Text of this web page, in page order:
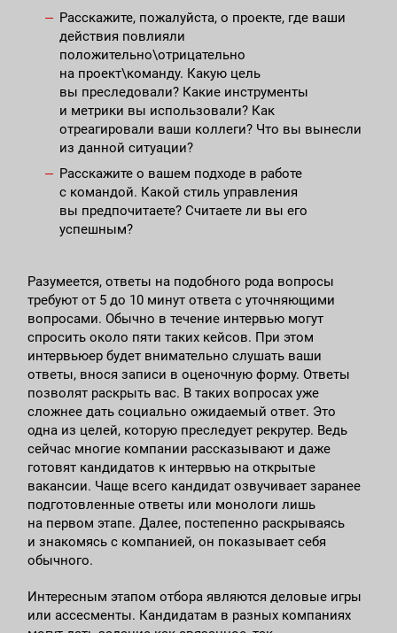
Расскажите, пожалуйста, о проекте, где ваши
действия повлияли
положительно\отрицательно
на проект\команду. Какую цель
вы преследовали? Какие инструменты
и метрики вы использовали? Как
отреагировали ваши коллеги? Что вы вынесли
из данной ситуации?
Расскажите о вашем подходе в работе
с командой. Какой стиль управления
вы предпочитаете? Считаете ли вы его
успешным?
Разумеется, ответы на подобного рода вопросы
требуют от 5 до 10 минут ответа с уточняющими
вопросами. Обычно в течение интервью могут
спросить около пяти таких кейсов. При этом
интервьюер будет внимательно слушать ваши
ответы, внося записи в оценочную форму. Ответы
позволят раскрыть вас. В таких вопросах уже
сложнее дать социально ожидаемый ответ. Это
одна из целей, которую преследует рекрутер. Ведь
сейчас многие компании рассказывают и даже
готовят кандидатов к интервью на открытые
вакансии. Чаще всего кандидат озвучивает заранее
подготовленные ответы или монологи лишь
на первом этапе. Далее, постепенно раскрываясь
и знакомясь с компанией, он показывает себя
обычного.
Интересным этапом отбора являются деловые игры
или ассесменты. Кандидатам в разных компаниях